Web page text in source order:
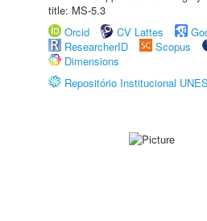
title: MS-5.3
Orcid
CV Lattes
ResearcherID
Scopus
Dimensions
Repositório Institucional